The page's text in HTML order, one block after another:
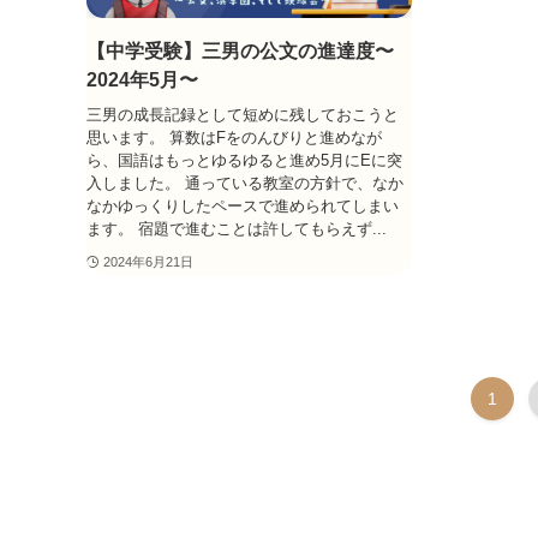
【中学受験】三男の公文の進達度〜
2024年5月〜
三男の成長記録として短めに残しておこうと
思います。 算数はFをのんびりと進めなが
ら、国語はもっとゆるゆると進め5月にEに突
入しました。 通っている教室の方針で、なか
なかゆっくりしたペースで進められてしまい
ます。 宿題で進むことは許してもらえず...
2024年6月21日
1